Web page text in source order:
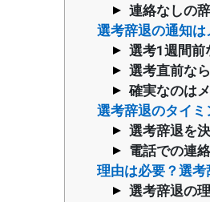
連絡なしの
選考辞退の通知
選考1週間前
選考直前な
確実なのは
選考辞退のタイミ
選考辞退を
電話での連
理由は必要？選
選考辞退の